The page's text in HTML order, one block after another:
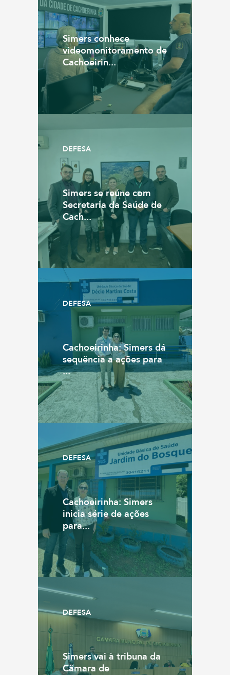
Simers conhece
videomonitoramento de
Cachoeirin...
DEFESA
Simers se reúne com
Secretaria da Saúde de
Cach...
DEFESA
Cachoeirinha: Simers dá
sequência a ações para
...
DEFESA
Cachoeirinha: Simers
inicia série de ações
para...
DEFESA
Simers vai à tribuna da
Câmara de